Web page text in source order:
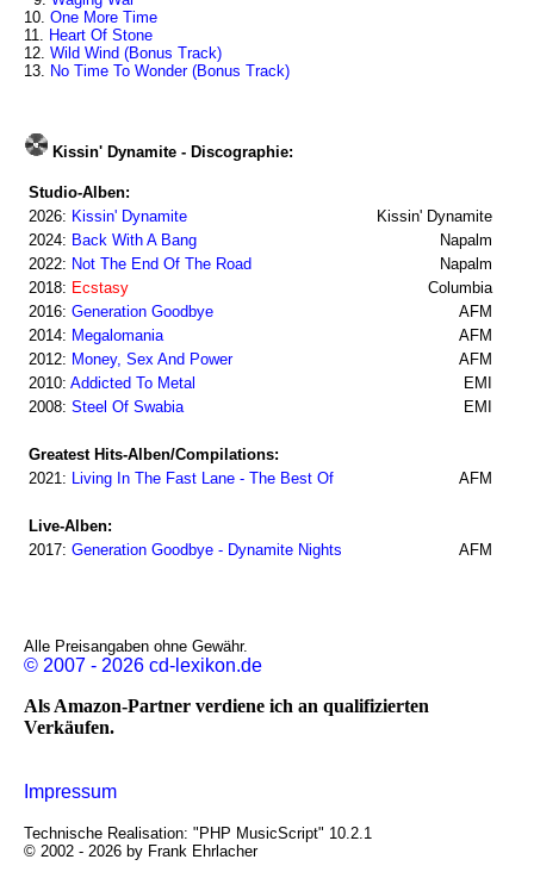
10. One More Time
11. Heart Of Stone
12. Wild Wind (Bonus Track)
13. No Time To Wonder (Bonus Track)
Kissin' Dynamite - Discographie:
Studio-Alben:
2026: Kissin' Dynamite
Kissin' Dynamite
2024: Back With A Bang
Napalm
2022: Not The End Of The Road
Napalm
2018: Ecstasy
Columbia
2016: Generation Goodbye
AFM
2014: Megalomania
AFM
2012: Money, Sex And Power
AFM
2010: Addicted To Metal
EMI
2008: Steel Of Swabia EMI
Greatest Hits-Alben/Compilations:
2021: Living In The Fast Lane - The Best Of AFM
Live-Alben:
2017: Generation Goodbye - Dynamite Nights AFM
Alle Preisangaben ohne Gewähr.
© 2007 - 2026 cd-lexikon.de
Als Amazon-Partner verdiene ich an qualifizierten
Verkäufen.
Impressum
Technische Realisation: "PHP MusicScript" 10.2.1
© 2002 - 2026 by Frank Ehrlacher